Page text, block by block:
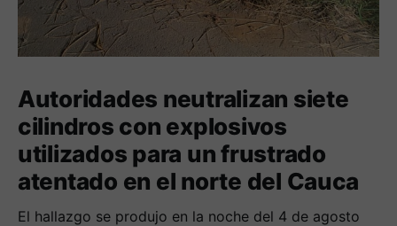
Autoridades neutralizan siete
cilindros con explosivos
utilizados para un frustrado
atentado en el norte del Cauca
El hallazgo se produjo en la noche del 4 de agosto